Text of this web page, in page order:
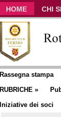
HOME CHI
CLUB
Rassegna stampa
RUBRICHE »
Iniziative dei soci